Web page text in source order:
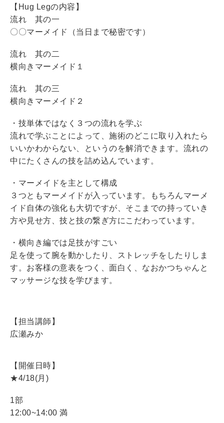
【Hug Legの内容】
流れ 其の一
〇〇マーメイド（当日まで秘密です）
流れ 其の二
横向きマーメイド１
流れ 其の三
横向きマーメイド２
・技単体ではなく３つの流れを学ぶ
流れで学ぶことによって、施術のどこに取り入れたら
いいかわからない、というのを解消できます。流れの
中にたくさんの技を詰め込んでいます。
・マーメイドを主として構成
３つともマーメイドが入っています。もちろんマーメ
イド自体の強化も大切ですが、そこまでの持っていき
方や見せ方、技と技の繋ぎ方にこだわっています。
・横向き編では足技がすごい
足を使って腕を動かしたり、ストレッチをしたりしま
す。お客様の意表をつく、面白く、なおかつちゃんと
マッサージな技を学びます。
【担当講師】
広瀬みか
【開催日時】
★4/18(月)
1部
12:00~14:00 満